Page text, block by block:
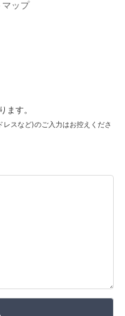
ップ
ます。
スなど)のご入力はお控えくださ